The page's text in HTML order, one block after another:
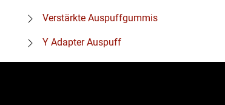
Verstärkte Auspuffgummis
Y Adapter Auspuff